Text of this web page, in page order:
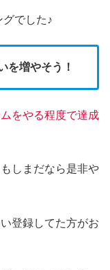
でした♪
を増やそう！
をやる程度で達成
しまだなら是非や
登録してた方がお